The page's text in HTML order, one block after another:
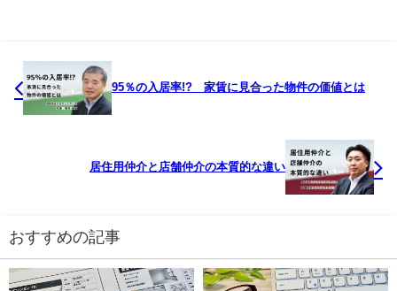
95％の入居率!? 家賃に見合った物件の価値とは
居住用仲介と店舗仲介の本質的な違い
おすすめの記事